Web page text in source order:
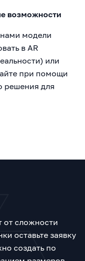
возможности
модели
в AR
или
при помощи
решения для
от сложности
оставьте заявку
создать по